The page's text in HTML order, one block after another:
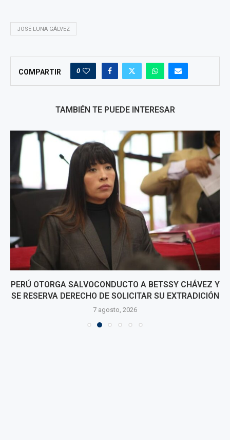
JOSÉ LUNA GÁLVEZ
COMPARTIR 0
TAMBIÉN TE PUEDE INTERESAR
PERÚ OTORGA SALVOCONDUCTO A BETSSY CHÁVEZ Y
SE RESERVA DERECHO DE SOLICITAR SU EXTRADICIÓN
7 agosto, 2026